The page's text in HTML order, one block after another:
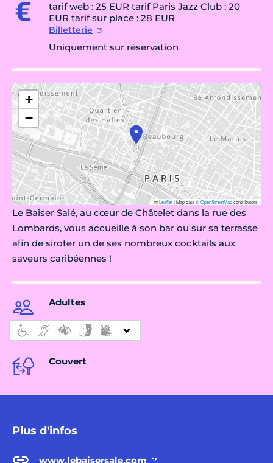
tarif web : 25 EUR tarif Paris Jazz Club : 20
EUR tarif sur place : 28 EUR
Billetterie
Uniquement sur réservation
+
−
Leaflet|Map data ©OpenStreetMapcontributors
Le Baiser Salé, au cœur de Châtelet dans la rue des
Lombards, vous accueille à son bar ou sur sa terrasse
afin de siroter un de ses nombreux cocktails aux
saveurs caribéennes !
Adultes
Couvert
Plus d'infos
www.lebaisersale.com